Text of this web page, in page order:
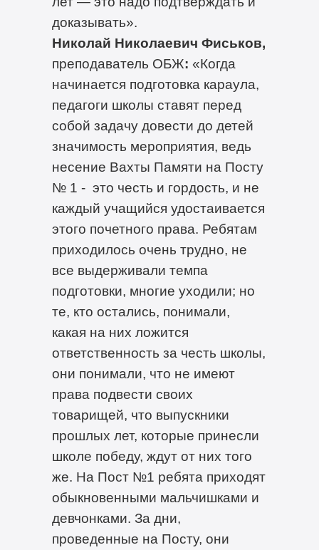
доказывать».
Николай Николаевич Фиськов,
преподаватель ОБЖ: «Когда
начинается подготовка караула,
педагоги школы ставят перед
собой задачу довести до детей
значимость мероприятия, ведь
несение Вахты Памяти на Посту
№ 1 - это честь и гордость, и не
каждый учащийся удостаивается
этого почетного права. Ребятам
приходилось очень трудно, не
все выдерживали темпа
подготовки, многие уходили; но
те, кто остались, понимали,
какая на них ложится
ответственность за честь школы,
они понимали, что не имеют
права подвести своих
товарищей, что выпускники
прошлых лет, которые принесли
школе победу, ждут от них того
же. На Пост №1 ребята приходят
обыкновенными мальчишками и
девчонками. За дни,
проведенные на Посту, они